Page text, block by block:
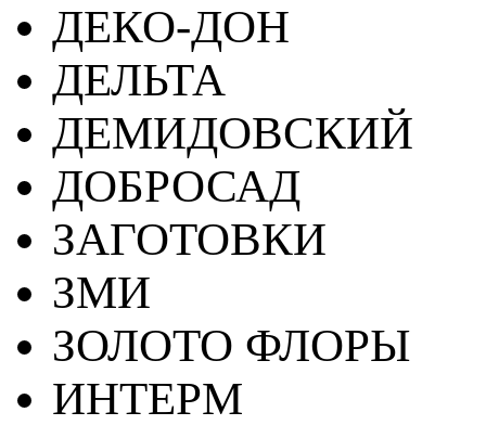
ДЕКО-ДОН
ДЕЛЬТА
ДЕМИДОВСКИЙ
ДОБРОСАД
ЗАГОТОВКИ
ЗМИ
ЗОЛОТО ФЛОРЫ
ИНТЕРМ